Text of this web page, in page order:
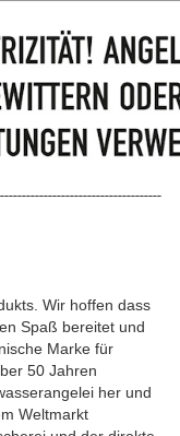
Wir hoffen dass
Spaß bereitet und
Marke für
50 Jahren
her und
Weltmarkt